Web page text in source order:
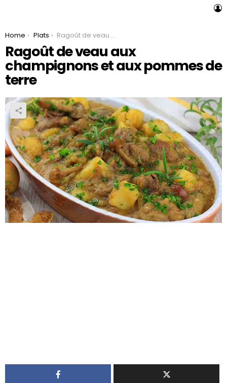
You are here:
Home Plats Ragoût de veau aux champignons et aux pommes de terre
Ragoût de veau aux
champignons et aux pommes de
terre